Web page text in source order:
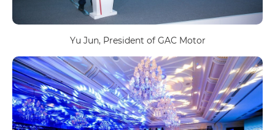
Yu Jun, President of GAC Motor